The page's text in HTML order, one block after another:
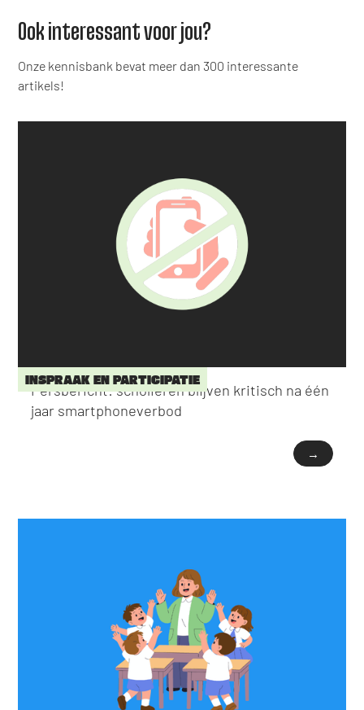
Ook interessant voor jou?
Onze kennisbank bevat meer dan 300 interessante
artikels!
INSPRAAK EN PARTICIPATIE
Persbericht: scholieren blijven kritisch na één
jaar smartphoneverbod
→